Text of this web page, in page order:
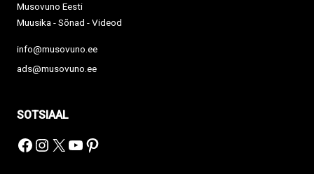
Musovuno Eesti
Muusika - Sõnad - Videod
info@musovuno.ee
ads@musovuno.ee
SOTSIAAL
Facebook
Instagram
X YouTube
Pinterest